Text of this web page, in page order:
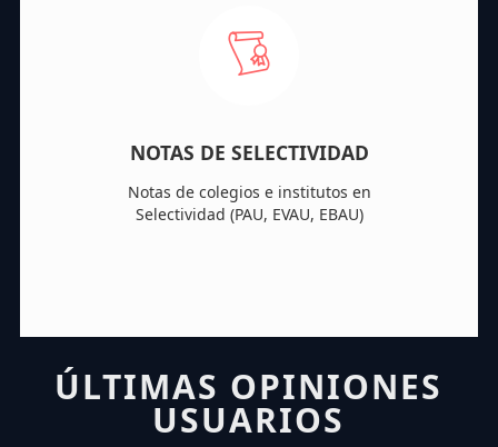
NOTAS DE SELECTIVIDAD
Notas de colegios e institutos en
Selectividad (PAU, EVAU, EBAU)
ÚLTIMAS OPINIONES
USUARIOS